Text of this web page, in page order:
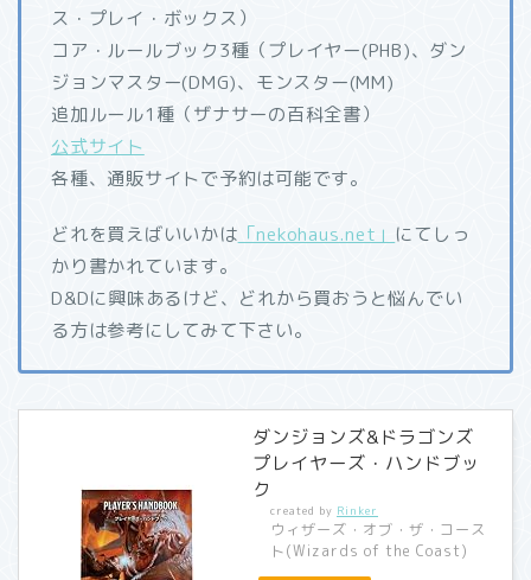
ス・プレイ・ボックス）
コア・ルールブック3種（プレイヤー(PHB)、ダン
ジョンマスター(DMG)、モンスター(MM)
追加ルール1種（ザナサーの百科全書）
公式サイト
各種、通販サイトで予約は可能です。
どれを買えばいいかは 「nekohaus.net」 にてしっ
かり書かれています。
D&Dに興味あるけど、どれから買おうと悩んでい
る方は参考にしてみて下さい。
ダンジョンズ&ドラゴンズ
プレイヤーズ・ハンドブッ
ク
created by Rinker
ウィザーズ・オブ・ザ・コース
ト(Wizards of the Coast)